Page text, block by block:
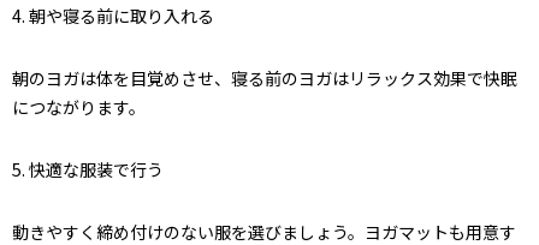
4. 朝や寝る前に取り入れる
朝のヨガは体を目覚めさせ、寝る前のヨガはリラックス効果で快眠
につながります。
5. 快適な服装で行う
動きやすく締め付けのない服を選びましょう。ヨガマットも用意す